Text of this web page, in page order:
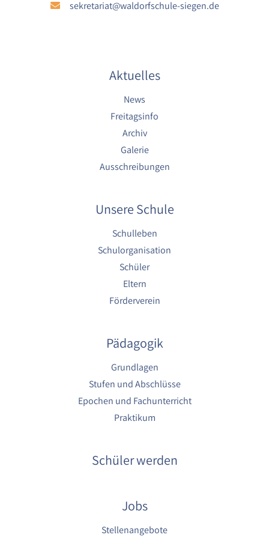
sekretariat@waldorfschule-siegen.de
Aktuelles
News
Freitagsinfo
Archiv
Galerie
Ausschreibungen
Unsere Schule
Schulleben
Schulorganisation
Schüler
Eltern
Förderverein
Pädagogik
Grundlagen
Stufen und Abschlüsse
Epochen und Fachunterricht
Praktikum
Schüler werden
Jobs
Stellenangebote